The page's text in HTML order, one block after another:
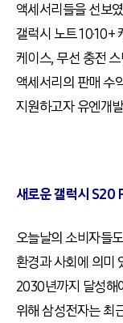
액세서리들을 선보
갤럭시 노트
케이스, 무선 충전
액세서리의 판매 수
지원하고자 유엔개
새로운 갤럭시 S20
오늘날의 소비자들
환경과 사회에 의미
2030년까지 달성해
위해 삼성전자는 최